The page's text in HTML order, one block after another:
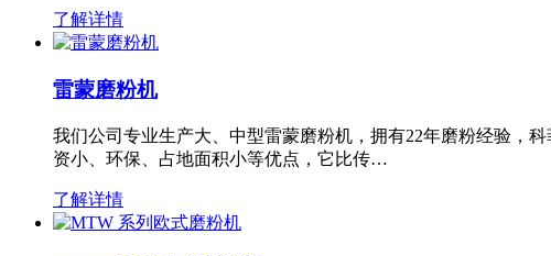
了解详情
雷蒙磨粉机
我们公司专业生产大、中型雷蒙磨粉机，拥有22年磨粉经验，
资小、环保、占地面积小等优点，它比传…
了解详情